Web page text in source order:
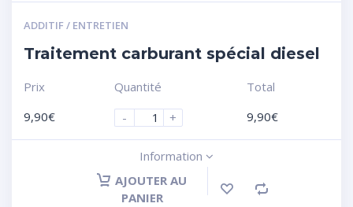
ADDITIF / ENTRETIEN
Traitement carburant spécial diesel
Prix
9,90€
Quantité
-
+
Total
9,90€
Information
AJOUTER AU
PANIER